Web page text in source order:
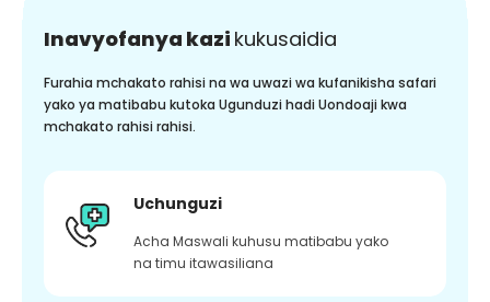
Inavyofanya kazi kukusaidia
Furahia mchakato rahisi na wa uwazi wa kufanikisha safari
yako ya matibabu kutoka Ugunduzi hadi Uondoaji kwa
mchakato rahisi rahisi.
Uchunguzi
Acha Maswali kuhusu matibabu yako
na timu itawasiliana